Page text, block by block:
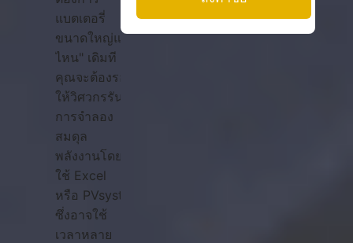
แบตเตอรี่
ขนาดใหญ่แค่
ไหน" เดิมที
คุณจะต้องรอ
ให้วิศวกรรัน
การจำลอง
สมดุล
พลังงานโดย
ใช้ Excel
หรือ PVsyst
ซึ่งอาจใช้
เวลาหลาย